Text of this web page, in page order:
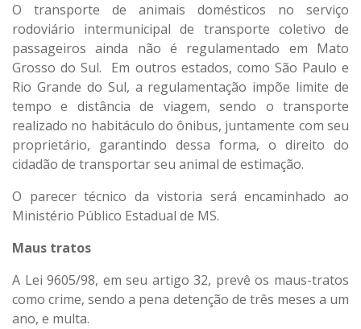
O transporte de animais domésticos no serviço
rodoviário intermunicipal de transporte coletivo de
passageiros ainda não é regulamentado em Mato
Grosso do Sul. Em outros estados, como São Paulo e
Rio Grande do Sul, a regulamentação impõe limite de
tempo e distância de viagem, sendo o transporte
realizado no habitáculo do ônibus, juntamente com seu
proprietário, garantindo dessa forma, o direito do
cidadão de transportar seu animal de estimação.
O parecer técnico da vistoria será encaminhado ao
Ministério Público Estadual de MS.
Maus tratos
A Lei 9605/98, em seu artigo 32, prevê os maus-tratos
como crime, sendo a pena detenção de três meses a um
ano, e multa.